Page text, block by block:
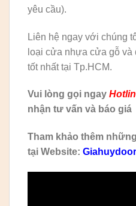
yêu cầu).
Liên hệ ngay với chúng
loại cửa nhựa cửa gỗ
tốt nhất tại Tp.HCM.
Vui lòng gọi ngay
nhận tư vấn và báo giá
Tham khảo thêm
tại Website: